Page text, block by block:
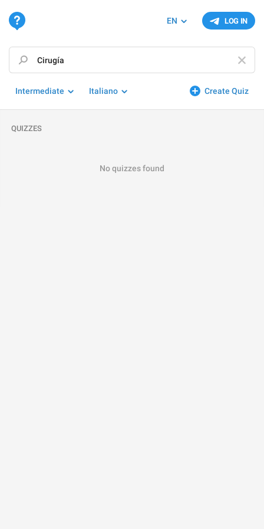
LOG IN
EN
Create Quiz
Intermediate Italiano
QUIZZES
No quizzes found